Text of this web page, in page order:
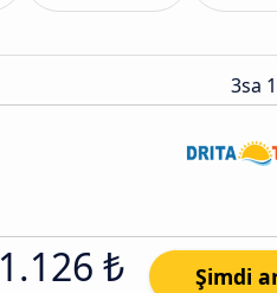
3sa
1.126 ₺ Şimdi